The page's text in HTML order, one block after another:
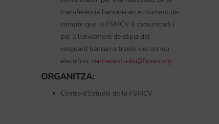
transferència bancària en el número de
compte que la FSMCV li comunicarà i
per a l’enviament de còpia del
resguard bancari a través del correu
electrònic centredestudis@fsmcv.org
ORGANITZA:
Centre d’Estudis de la FSMCV